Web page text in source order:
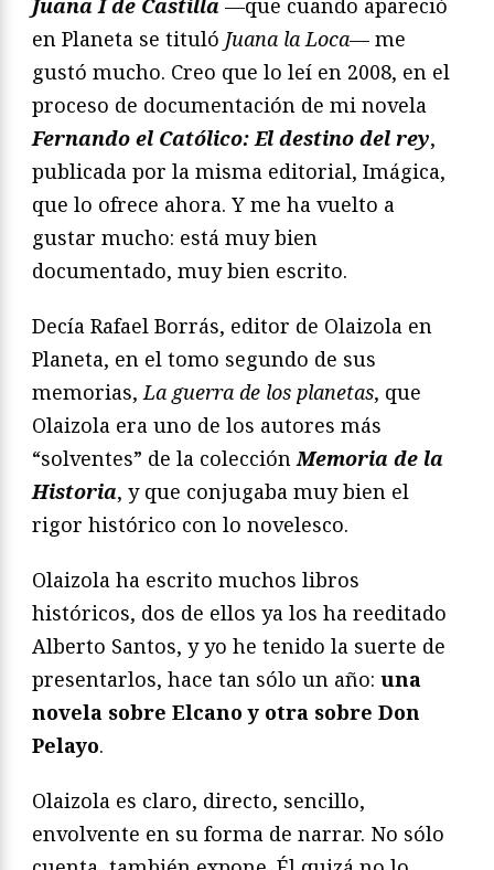
en Planeta se tituló Juana la Loca— me
gustó mucho. Creo que lo leí en 2008, en el
proceso de documentación de mi novela
Fernando el Católico: El destino del rey,
publicada por la misma editorial, Imágica,
que lo ofrece ahora. Y me ha vuelto a
gustar mucho: está muy bien
documentado, muy bien escrito.
Decía Rafael Borrás, editor de Olaizola en
Planeta, en el tomo segundo de sus
memorias, La guerra de los planetas, que
Olaizola era uno de los autores más
“solventes” de la colección Memoria de la
Historia, y que conjugaba muy bien el
rigor histórico con lo novelesco.
Olaizola ha escrito muchos libros
históricos, dos de ellos ya los ha reeditado
Alberto Santos, y yo he tenido la suerte de
presentarlos, hace tan sólo un año: una
novela sobre Elcano y otra sobre Don
Pelayo.
Olaizola es claro, directo, sencillo,
envolvente en su forma de narrar. No sólo